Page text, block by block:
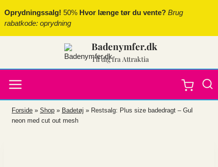
indhold
Oprydningssalg! 50% Hvor længe tør du vente? Brug
rabatkode: oprydning
Badenymfer.dk
Til dig fra Attraktia
Forside » Shop » Badetøj » Restsalg: Plus size badedragt – Gul
neon med cut out mesh